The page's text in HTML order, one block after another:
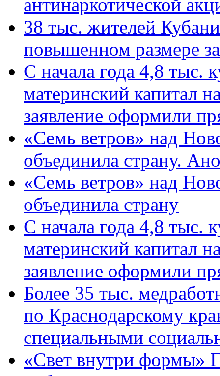
антинаркотической
38 тыс. жителей
повышенном размере
С начала года 4,8 тыс.
материнский капитал
заявление оформили
«Семь ветров» над
объединила страну.
«Семь ветров» над
объединила страну
С начала года 4,8 тыс.
материнский капитал
заявление оформили
Более 35 тыс.
по Краснодарскому
специальными
«Свет внутри формы»